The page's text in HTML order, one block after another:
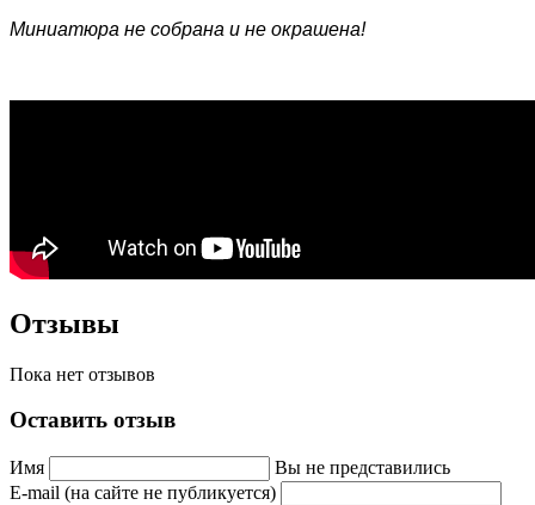
Миниатюра не собрана и не окрашена!
Отзывы
Пока нет отзывов
Оставить отзыв
Имя
Вы не представились
E-mail (на сайте не публикуется)